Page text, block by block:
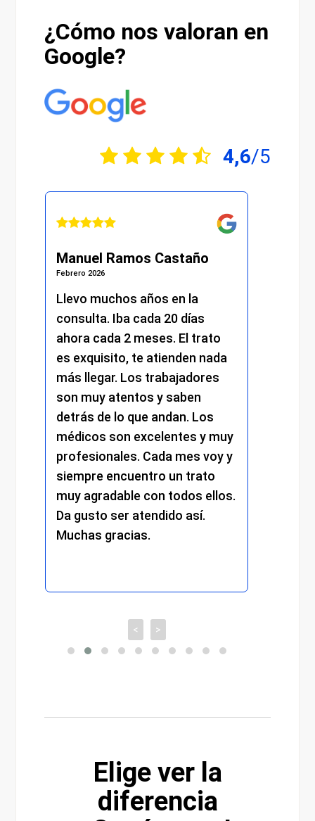
¿Cómo nos valoran en
Google?
4,6/5
Manuel Ramos Castaño
Febrero 2026
Llevo muchos años en la
consulta. Iba cada 20 días
ahora cada 2 meses. El trato
es exquisito, te atienden nada
más llegar. Los trabajadores
son muy atentos y saben
detrás de lo que andan. Los
médicos son excelentes y muy
profesionales. Cada mes voy y
siempre encuentro un trato
muy agradable con todos ellos.
Da gusto ser atendido así.
Muchas gracias.
< >
Elige ver la
diferencia